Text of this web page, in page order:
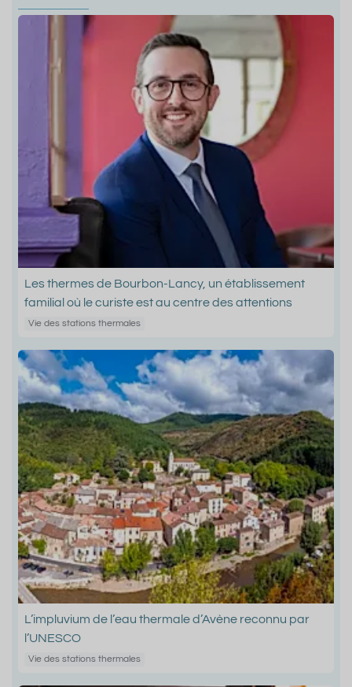
Les thermes de Bourbon-Lancy, un établissement
familial où le curiste est au centre des attentions
Vie des stations thermales
L’impluvium de l’eau thermale d’Avène reconnu par
l’UNESCO
Vie des stations thermales